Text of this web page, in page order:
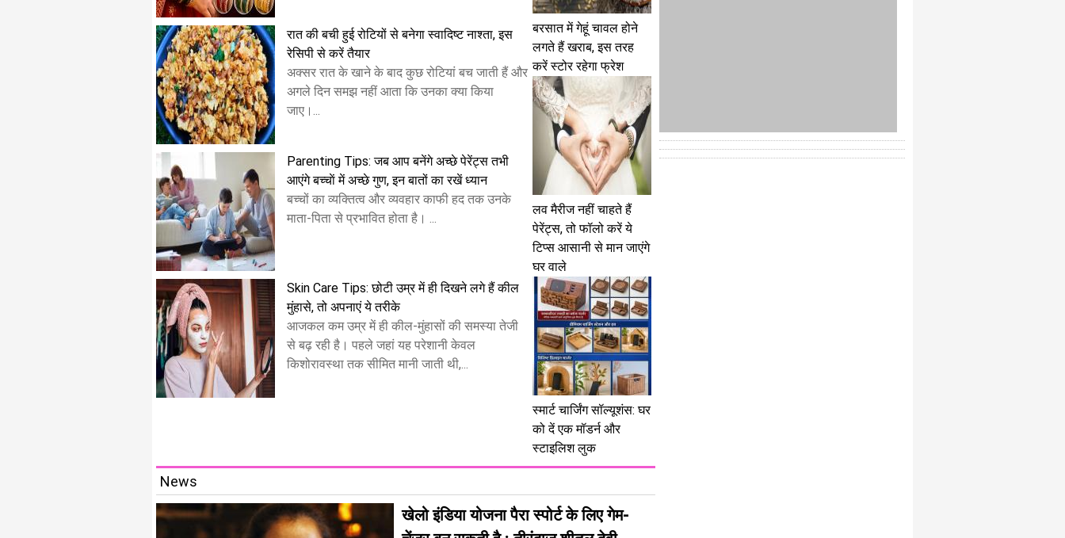
रात की बची हुई रोटियों से बनेगा स्वादिष्ट नाश्ता, इस
रेसिपी से करें तैयार
अक्सर रात के खाने के बाद कुछ रोटियां बच जाती हैं और
अगले दिन समझ नहीं आता कि उनका क्या किया
जाए।...
Parenting Tips: जब आप बनेंगे अच्छे पेरेंट्स तभी
आएंगे बच्चाें में अच्छे गुण, इन बातों का रखें ध्यान
बच्चों का व्यक्तित्व और व्यवहार काफी हद तक उनके
माता-पिता से प्रभावित होता है। ...
Skin Care Tips: छोटी उम्र में ही दिखने लगे हैं कील
मुंहासे, तो अपनाएं ये तरीके
आजकल कम उम्र में ही कील-मुंहासों की समस्या तेजी
से बढ़ रही है। पहले जहां यह परेशानी केवल
किशोरावस्था तक सीमित मानी जाती थी,...
बरसात में गेहूं चावल होने
लगते हैं खराब, इस तरह
करें स्टोर रहेगा फ्रेश
लव मैरीज नहीं चाहते हैं
पेरेंट्स, तो फॉलो करें ये
टिप्स आसानी से मान जाएंगे
घर वाले
स्मार्ट चार्जिंग सॉल्यूशंस: घर
को दें एक मॉडर्न और
स्टाइलिश लुक
News
खेलो इंडिया योजना पैरा स्पोर्ट के लिए गेम-